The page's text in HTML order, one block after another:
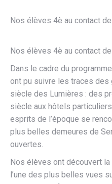
Nos élèves 4è au contact
Nos élèves 4è au contact
Dans le cadre du
ont pu suivre les traces
siècle des Lumières : des
siècle aux hôtels
esprits de l’époque se
plus belles demeures de
ouvertes.
Nos élèves ont découvert la
l’une des plus belles vues